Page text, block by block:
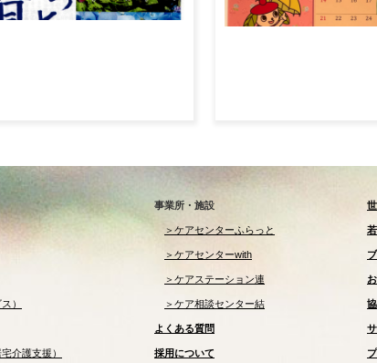
）
介護支援）
事業所・施設
＞ケアセンターふらっと
＞ケアセンターwith
＞ケアステーション連
＞ケア相談センター結
よくある質問
採用について